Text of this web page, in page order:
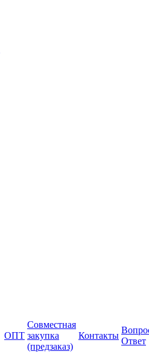
ОПТ
Совместная
закупка
(предзаказ)
Контакты
Ответ